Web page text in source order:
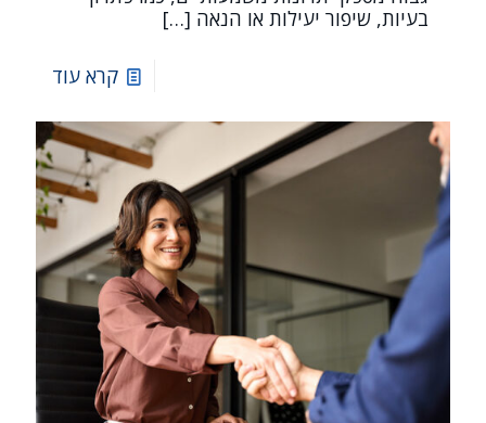
בעיות, שיפור יעילות או הנאה […]
קרא עוד